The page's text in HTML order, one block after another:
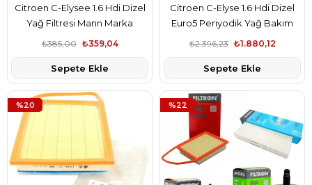
Citroen C-Elysee 1.6 Hdi Dizel
Yağ Filtresi Mann Marka
TAMT6714FDE
₺359,04
₺385,00
Sepete Ekle
Citroen C-Elyse 1.6 Hdi Dizel
Euro5 Periyodik Yağ Bakım
Filtre Seti Mann Marka
1906.E6-9678792080
₺1.880,12
₺2.396,23
Sepete Ekle
%20 %22